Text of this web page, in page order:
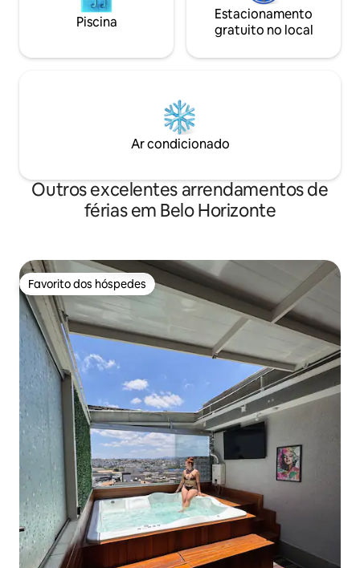
Piscina
Estacionamento
gratuito no local
Ar condicionado
Outros excelentes arrendamentos de
férias em Belo Horizonte
Favorito dos hóspedes
Favorito dos hóspedes